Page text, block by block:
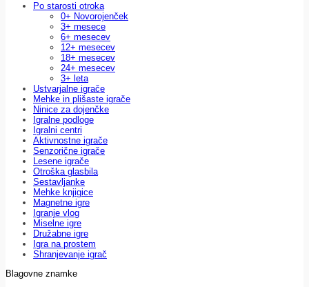
Po starosti otroka
0+ Novorojenček
3+ mesece
6+ mesecev
12+ mesecev
18+ mesecev
24+ mesecev
3+ leta
Ustvarjalne igrače
Mehke in plišaste igrače
Ninice za dojenčke
Igralne podloge
Igralni centri
Aktivnostne igrače
Senzorične igrače
Lesene igrače
Otroška glasbila
Sestavljanke
Mehke knjigice
Magnetne igre
Igranje vlog
Miselne igre
Družabne igre
Igra na prostem
Shranjevanje igrač
Blagovne znamke